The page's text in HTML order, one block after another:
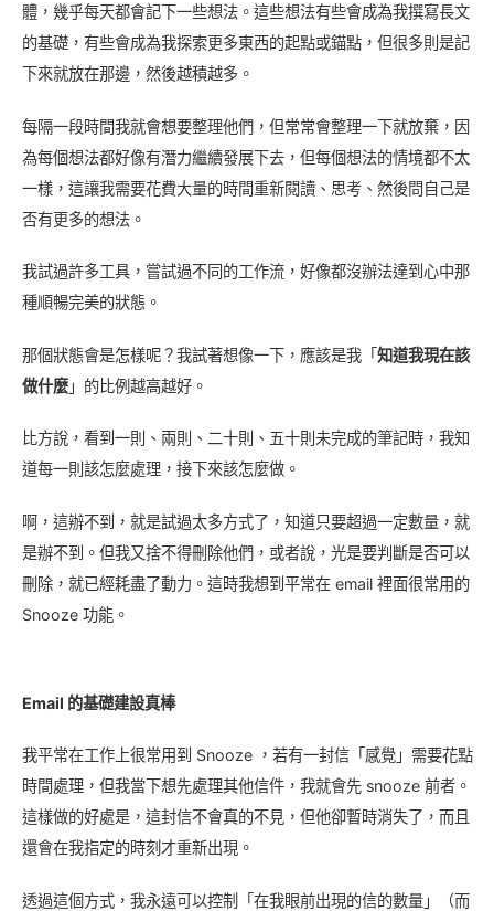
體，幾乎每天都會記下一些想法。這些想法有些會成為我撰寫長文
的基礎，有些會成為我探索更多東西的起點或錨點，但很多則是記
下來就放在那邊，然後越積越多。
每隔一段時間我就會想要整理他們，但常常會整理一下就放棄，因
為每個想法都好像有潛力繼續發展下去，但每個想法的情境都不太
一樣，這讓我需要花費大量的時間重新閱讀、思考、然後問自己是
否有更多的想法。
我試過許多工具，嘗試過不同的工作流，好像都沒辦法達到心中那
種順暢完美的狀態。
那個狀態會是怎樣呢？我試著想像一下，應該是我「知道我現在該
做什麼」的比例越高越好。
比方說，看到一則、兩則、二十則、五十則未完成的筆記時，我知
道每一則該怎麼處理，接下來該怎麼做。
啊，這辦不到，就是試過太多方式了，知道只要超過一定數量，就
是辦不到。但我又捨不得刪除他們，或者說，光是要判斷是否可以
刪除，就已經耗盡了動力。這時我想到平常在 email 裡面很常用的
Snooze 功能。
Email 的基礎建設真棒
我平常在工作上很常用到 Snooze ，若有一封信「感覺」需要花點
時間處理，但我當下想先處理其他信件，我就會先 snooze 前者。
這樣做的好處是，這封信不會真的不見，但他卻暫時消失了，而且
還會在我指定的時刻才重新出現。
透過這個方式，我永遠可以控制「在我眼前出現的信的數量」（而